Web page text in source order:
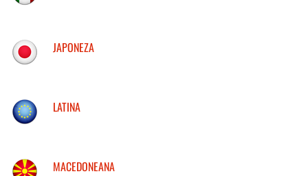
JAPONEZA
LATINA
MACEDONEANA